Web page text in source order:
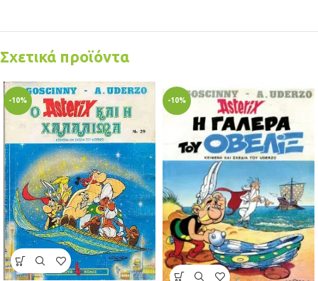
Σχετικά προϊόντα
-10% -10%